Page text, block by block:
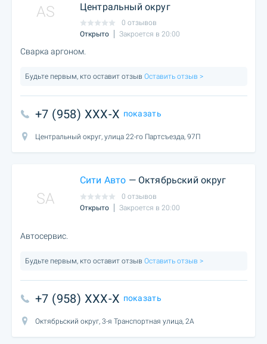
AS
Центральный округ
0 отзывов
Открыто
Закроется в 20:00
Сварка аргоном.
Будьте первым, кто оставит отзыв Оставить отзыв >
+7 (958) XXX-X показать
Центральный округ, улица 22-го Партсъезда, 97П
SA
Сити Авто — Октябрьский округ
0 отзывов
Открыто
Закроется в 20:00
Автосервис.
Будьте первым, кто оставит отзыв Оставить отзыв >
+7 (958) XXX-X показать
Октябрьский округ, 3-я Транспортная улица, 2А